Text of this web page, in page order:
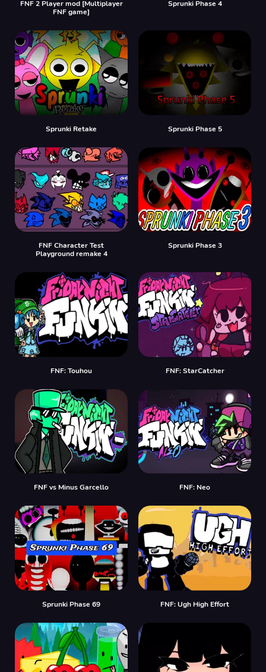
FNF 2 Player mod [Multiplayer
FNF game]
Sprunki Phase 4
Sprunki Retake Sprunki Phase 5
FNF Character Test
Playground remake 4
Sprunki Phase 3
FNF: Touhou FNF: StarCatcher
FNF vs Minus Garcello FNF: Neo
Sprunki Phase 69 FNF: Ugh High Effort